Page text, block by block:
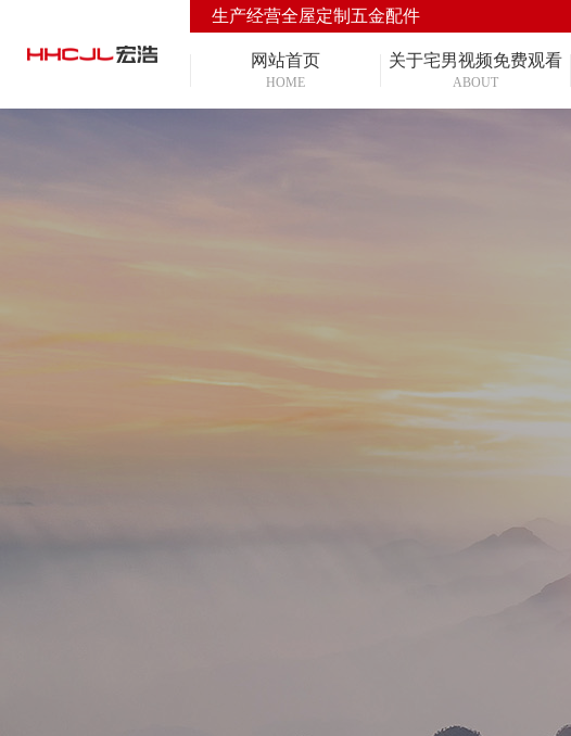
生产经营全屋定制五金配件
网站首页
HOME
关于宅男视频免费观看
ABOUT